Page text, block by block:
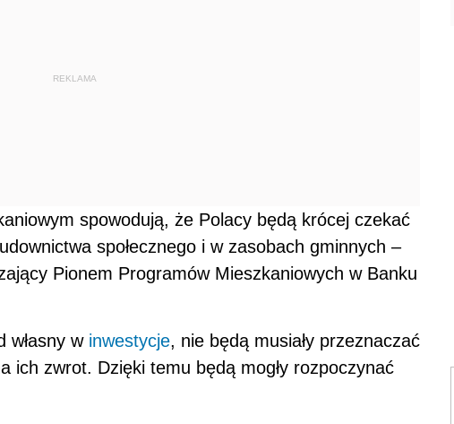
REKLAMA
spowodują, że Polacy będą krócej czekać
społecznego i w zasobach gminnych –
Pionem Programów Mieszkaniowych w Banku
własny w inwestycje, nie będą musiały przeznaczać
ich zwrot. Dzięki temu będą mogły rozpoczynać